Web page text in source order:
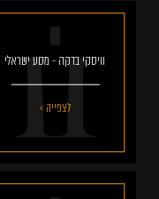
וויסקי בדקה - מסע ישראלי
לצפייה >